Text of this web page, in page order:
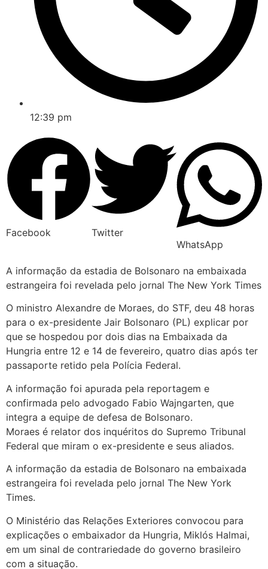
12:39 pm
Facebook
Twitter
WhatsApp
A informação da estadia de Bolsonaro na embaixada
estrangeira foi revelada pelo jornal The New York Times
O ministro Alexandre de Moraes, do STF, deu 48 horas
para o ex-presidente Jair Bolsonaro (PL) explicar por
que se hospedou por dois dias na Embaixada da
Hungria entre 12 e 14 de fevereiro, quatro dias após ter
passaporte retido pela Polícia Federal.
A informação foi apurada pela reportagem e
confirmada pelo advogado Fabio Wajngarten, que
integra a equipe de defesa de Bolsonaro.
Moraes é relator dos inquéritos do Supremo Tribunal
Federal que miram o ex-presidente e seus aliados.
A informação da estadia de Bolsonaro na embaixada
estrangeira foi revelada pelo jornal The New York
Times.
O Ministério das Relações Exteriores convocou para
explicações o embaixador da Hungria, Miklós Halmai,
em um sinal de contrariedade do governo brasileiro
com a situação.